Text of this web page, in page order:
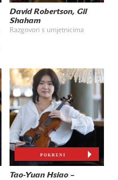
David Robertson, Gil
Shaham
Razgovori s umjetnicima
POKRENI
Tao-Yuan Hsiao –